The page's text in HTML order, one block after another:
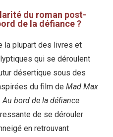
du roman post-
de la défiance ?
la plupart des livres et
qui se déroulent
désertique sous des
du film de Mad Max
Au bord de la défiance
de se dérouler
en retrouvant